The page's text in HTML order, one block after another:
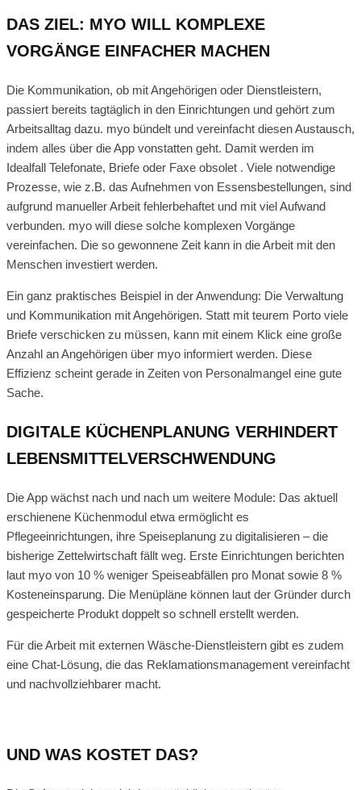
DAS ZIEL: MYO WILL KOMPLEXE
VORGÄNGE EINFACHER MACHEN
Die Kommunikation, ob mit Angehörigen oder Dienstleistern,
passiert bereits tagtäglich in den Einrichtungen und gehört zum
Arbeitsalltag dazu. myo bündelt und vereinfacht diesen Austausch,
indem alles über die App vonstatten geht. Damit werden im
Idealfall Telefonate, Briefe oder Faxe obsolet . Viele notwendige
Prozesse, wie z.B. das Aufnehmen von Essensbestellungen, sind
aufgrund manueller Arbeit fehlerbehaftet und mit viel Aufwand
verbunden. myo will diese solche komplexen Vorgänge
vereinfachen. Die so gewonnene Zeit kann in die Arbeit mit den
Menschen investiert werden.
Ein ganz praktisches Beispiel in der Anwendung: Die Verwaltung
und Kommunikation mit Angehörigen. Statt mit teurem Porto viele
Briefe verschicken zu müssen, kann mit einem Klick eine große
Anzahl an Angehörigen über myo informiert werden. Diese
Effizienz scheint gerade in Zeiten von Personalmangel eine gute
Sache.
DIGITALE KÜCHENPLANUNG VERHINDERT
LEBENSMITTELVERSCHWENDUNG
Die App wächst nach und nach um weitere Module: Das aktuell
erschienene Küchenmodul etwa ermöglicht es
Pflegeeinrichtungen, ihre Speiseplanung zu digitalisieren – die
bisherige Zettelwirtschaft fällt weg. Erste Einrichtungen berichten
laut myo von 10 % weniger Speiseabfällen pro Monat sowie 8 %
Kosteneinsparung. Die Menüpläne können laut der Gründer durch
gespeicherte Produkt doppelt so schnell erstellt werden.
Für die Arbeit mit externen Wäsche-Dienstleistern gibt es zudem
eine Chat-Lösung, die das Reklamationsmanagement vereinfacht
und nachvollziehbarer macht.
UND WAS KOSTET DAS?